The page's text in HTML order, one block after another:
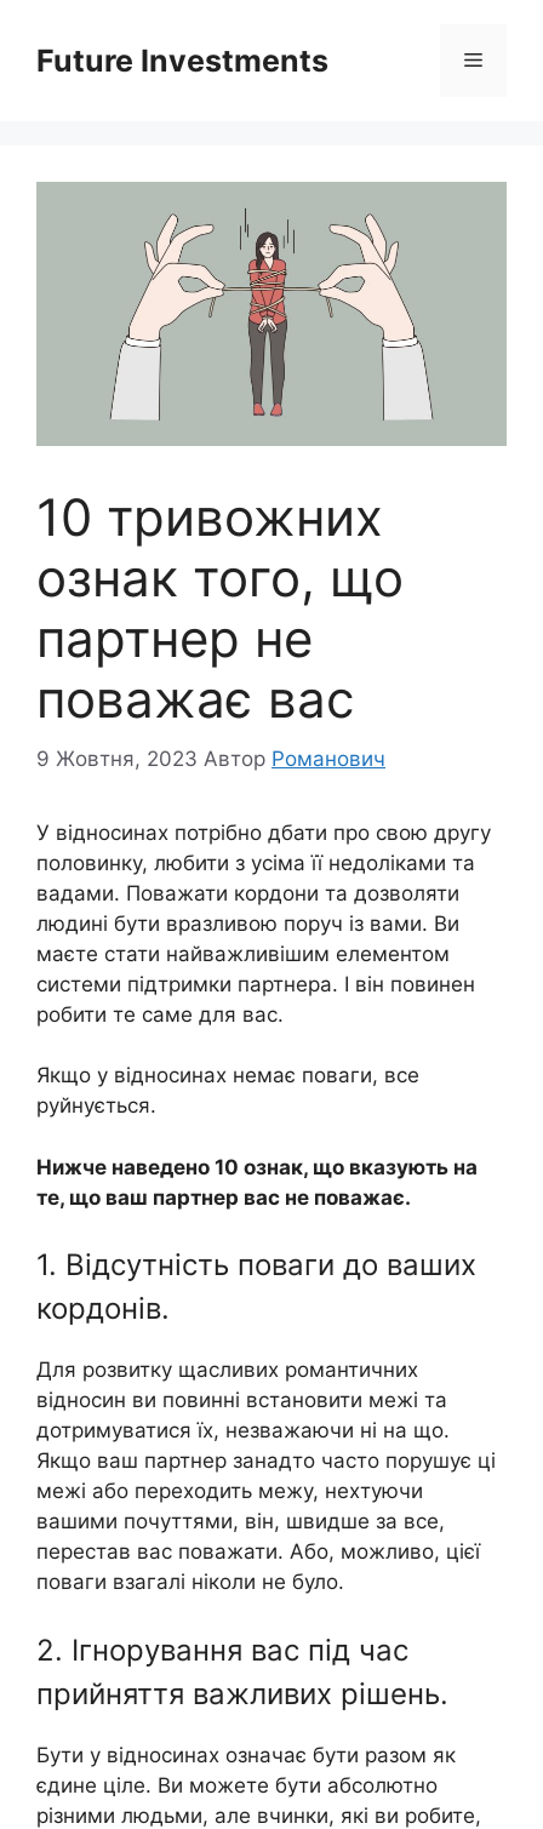
вмістуFuture Investments Меню
10 тривожних
ознак того, що
партнер не
поважає вас
9 Жовтня, 2023 Автор Романович
У відносинах потрібно дбати про свою другу
половинку, любити з усіма її недоліками та
вадами. Поважати кордони та дозволяти
людині бути вразливою поруч із вами. Ви
маєте стати найважливішим елементом
системи підтримки партнера. І він повинен
робити те саме для вас.
Якщо у відносинах немає поваги, все
руйнується.
Нижче наведено 10 ознак, що вказують на
те, що ваш партнер вас не поважає.
1. Відсутність поваги до ваших
кордонів.
Для розвитку щасливих романтичних
відносин ви повинні встановити межі та
дотримуватися їх, незважаючи ні на що.
Якщо ваш партнер занадто часто порушує ці
межі або переходить межу, нехтуючи
вашими почуттями, він, швидше за все,
перестав вас поважати. Або, можливо, цієї
поваги взагалі ніколи не було.
2. Ігнорування вас під час
прийняття важливих рішень.
Бути у відносинах означає бути разом як
єдине ціле. Ви можете бути абсолютно
різними людьми, але вчинки, які ви робите,